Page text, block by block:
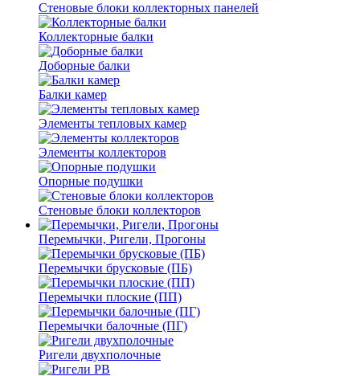
Стеновые блоки коллекторных панелей
Коллекторные балки
Доборные балки
Балки камер
Элементы тепловых камер
Элементы коллекторов
Опорные подушки
Стеновые блоки коллекторов
Перемычки, Ригели, Прогоны
Перемычки брусковые (ПБ)
Перемычки плоские (ПП)
Перемычки балочные (ПГ)
Ригели двухполочные